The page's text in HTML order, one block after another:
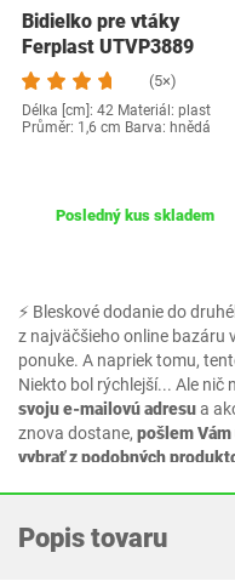
⚡ Bleskové dodanie do
z najväčšieho online bazáru
ponuke. A napriek tomu,
Niekto bol rýchlejší... Ale nič
svoju e-mailovú adresua
znova dostane, pošlem
vybrať z podobných
Bidielko pre vtáky
Ferplast UTVP3889
(5×)
Délka [cm]: 42 Materiál: plast
Průměr: 1,6 cm Barva: hnědá
Posledný kus skladem
Popis tovaru